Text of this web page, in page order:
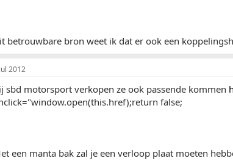
betrouwbare bron weet ik dat er ook een
2012
sbd motorsport verkopen ze ook passende kommen
false;
een manta bak zal je een verloop plaat moeten